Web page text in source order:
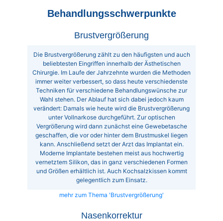
Behandlungsschwerpunkte
Brustvergrößerung
Die Brustvergrößerung zählt zu den häufigsten und auch
beliebtesten Eingriffen innerhalb der Ästhetischen
Chirurgie. Im Laufe der Jahrzehnte wurden die Methoden
immer weiter verbessert, so dass heute verschiedenste
Techniken für verschiedene Behandlungswünsche zur
Wahl stehen. Der Ablauf hat sich dabei jedoch kaum
verändert: Damals wie heute wird die Brustvergrößerung
unter Vollnarkose durchgeführt. Zur optischen
Vergrößerung wird dann zunächst eine Gewebetasche
geschaffen, die vor oder hinter dem Brustmuskel liegen
kann. Anschließend setzt der Arzt das Implantat ein.
Moderne Implantate bestehen meist aus hochwertig
vernetztem Silikon, das in ganz verschiedenen Formen
und Größen erhältlich ist. Auch Kochsalzkissen kommt
gelegentlich zum Einsatz.
mehr zum Thema 'Brustvergrößerung'
Nasenkorrektur